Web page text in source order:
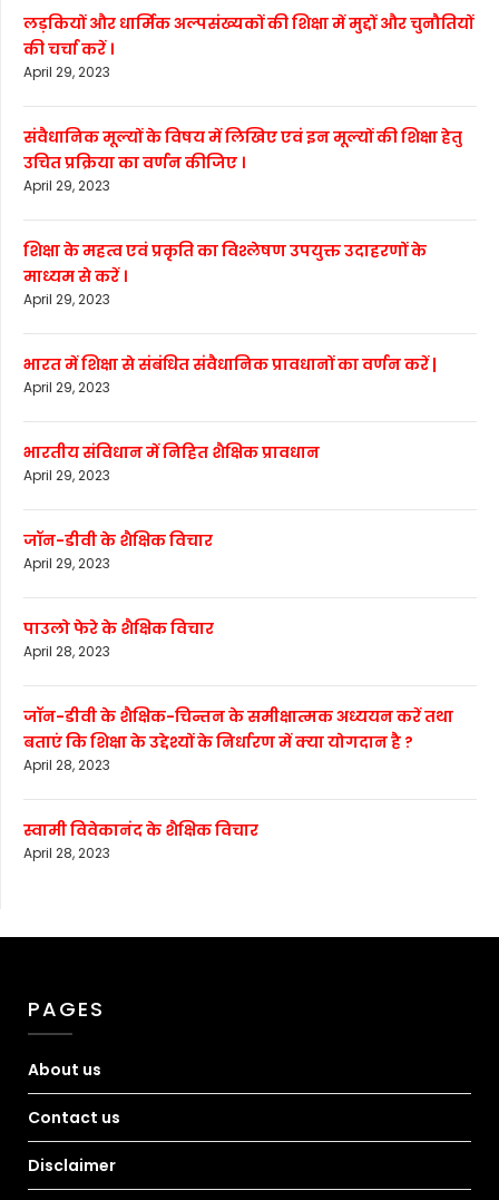
लड़कियों और धार्मिक अल्पसंख्यकों की शिक्षा में मुद्दों और चुनौतियों
की चर्चा करें ।
April 29, 2023
संवैधानिक मूल्यों के विषय में लिखिए एवं इन मूल्यों की शिक्षा हेतु
उचित प्रक्रिया का वर्णन कीजिए ।
April 29, 2023
शिक्षा के महत्व एवं प्रकृति का विश्लेषण उपयुक्त उदाहरणों के
माध्यम से करें ।
April 29, 2023
भारत में शिक्षा से संबंधित संवैधानिक प्रावधानों का वर्णन करें |
April 29, 2023
भारतीय संविधान में निहित शैक्षिक प्रावधान
April 29, 2023
जॉन-डीवी के शैक्षिक विचार
April 29, 2023
पाउलो फेरे के शैक्षिक विचार
April 28, 2023
जॉन-डीवी के शैक्षिक-चिन्तन के समीक्षात्मक अध्ययन करें तथा
बताएं कि शिक्षा के उद्देश्यों के निर्धारण में क्या योगदान है ?
April 28, 2023
स्वामी विवेकानंद के शैक्षिक विचार
April 28, 2023
PAGES
About us
Contact us
Disclaimer